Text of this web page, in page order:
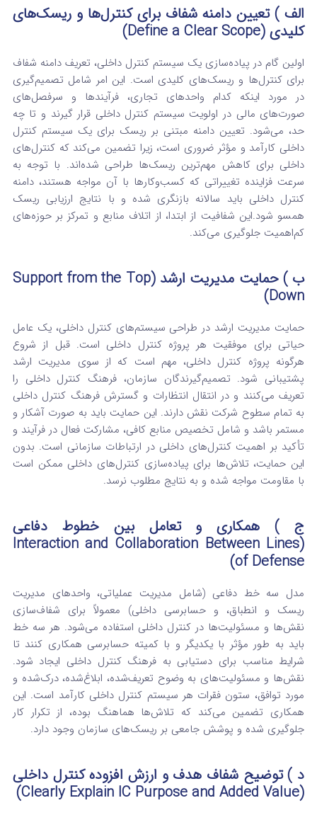
الف ) تعیین دامنه شفاف برای کنترل‌ها و ریسک‌های
کلیدی (Define a Clear Scope)
اولین گام در پیاده‌سازی یک سیستم کنترل داخلی، تعریف دامنه شفاف
برای کنترل‌ها و ریسک‌های کلیدی است. این امر شامل تصمیم‌گیری
در مورد اینکه کدام واحدهای تجاری، فرآیندها و سرفصل‌های
صورت‌های مالی در اولویت سیستم کنترل داخلی قرار گیرند و تا چه
حد، می‌شود. تعیین دامنه مبتنی بر ریسک برای یک سیستم کنترل
داخلی کارآمد و مؤثر ضروری است، زیرا تضمین می‌کند که کنترل‌های
داخلی برای کاهش مهم‌ترین ریسک‌ها طراحی شده‌اند. با توجه به
سرعت فزاینده تغییراتی که کسب‌وکارها با آن مواجه هستند، دامنه
کنترل داخلی باید سالانه بازنگری شده و با نتایج ارزیابی ریسک
همسو شود.این شفافیت از ابتدا، از اتلاف منابع و تمرکز بر حوزه‌های
کم‌اهمیت جلوگیری می‌کند.
ب ) حمایت مدیریت ارشد (Support from the Top
Down)
حمایت مدیریت ارشد در طراحی سیستم‌های کنترل داخلی، یک عامل
حیاتی برای موفقیت هر پروژه کنترل داخلی است. قبل از شروع
هرگونه پروژه کنترل داخلی، مهم است که از سوی مدیریت ارشد
پشتیبانی شود. تصمیم‌گیرندگان سازمان، فرهنگ کنترل داخلی را
تعریف می‌کنند و در انتقال انتظارات و گسترش فرهنگ کنترل داخلی
به تمام سطوح شرکت نقش دارند. این حمایت باید به صورت آشکار و
مستمر باشد و شامل تخصیص منابع کافی، مشارکت فعال در فرآیند و
تأکید بر اهمیت کنترل‌های داخلی در ارتباطات سازمانی است. بدون
این حمایت، تلاش‌ها برای پیاده‌سازی کنترل‌های داخلی ممکن است
با مقاومت مواجه شده و به نتایج مطلوب نرسد.
ج ) همکاری و تعامل بین خطوط دفاعی
(Interaction and Collaboration Between Lines
of Defense)
مدل سه خط دفاعی (شامل مدیریت عملیاتی، واحدهای مدیریت
ریسک و انطباق، و حسابرسی داخلی) معمولاً برای شفاف‌سازی
نقش‌ها و مسئولیت‌ها در کنترل داخلی استفاده می‌شود. هر سه خط
باید به طور مؤثر با یکدیگر و با کمیته حسابرسی همکاری کنند تا
شرایط مناسب برای دستیابی به فرهنگ کنترل داخلی ایجاد شود.
نقش‌ها و مسئولیت‌های به وضوح تعریف‌شده، ابلاغ‌شده، درک‌شده و
مورد توافق، ستون فقرات هر سیستم کنترل داخلی کارآمد است. این
همکاری تضمین می‌کند که تلاش‌ها هماهنگ بوده، از تکرار کار
جلوگیری شده و پوشش جامعی بر ریسک‌های سازمان وجود دارد.
د ) توضیح شفاف هدف و ارزش افزوده کنترل داخلی
(Clearly Explain IC Purpose and Added Value)